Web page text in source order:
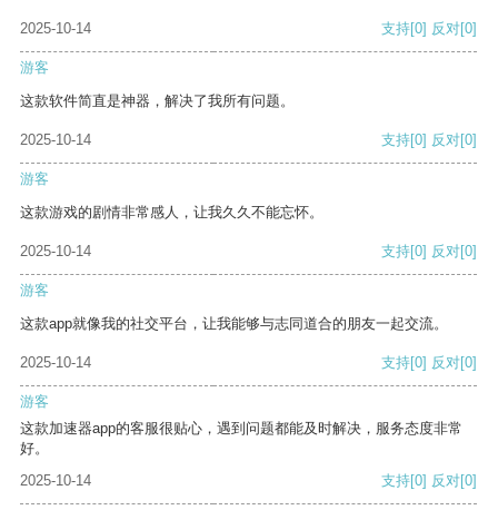
2025-10-14 支持[0] 反对[0]
游客
这款软件简直是神器，解决了我所有问题。
2025-10-14 支持[0] 反对[0]
游客
这款游戏的剧情非常感人，让我久久不能忘怀。
2025-10-14 支持[0] 反对[0]
游客
这款app就像我的社交平台，让我能够与志同道合的朋友一起交流。
2025-10-14 支持[0] 反对[0]
游客
这款加速器app的客服很贴心，遇到问题都能及时解决，服务态度非常
好。
2025-10-14
支持[0] 反对[0]